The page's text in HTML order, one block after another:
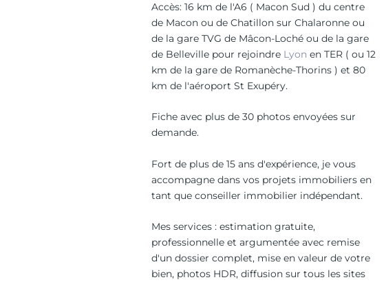
Accès: 16 km de l'A6 ( Macon Sud ) du centre
de Macon ou de Chatillon sur Chalaronne ou
de la gare TVG de Mâcon-Loché ou de la gare
de Belleville pour rejoindre Lyon en TER ( ou 12
km de la gare de Romanèche-Thorins ) et 80
km de l'aéroport St Exupéry.
Fiche avec plus de 30 photos envoyées sur
demande.
Fort de plus de 15 ans d'expérience, je vous
accompagne dans vos projets immobiliers en
tant que conseiller immobilier indépendant.
Mes services : estimation gratuite,
professionnelle et argumentée avec remise
d'un dossier complet, mise en valeur de votre
bien, photos HDR, diffusion sur tous les sites